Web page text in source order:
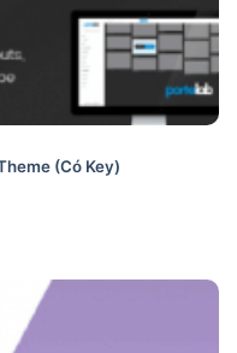
(Có Key)